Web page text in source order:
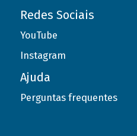
Redes Sociais
YouTube
Instagram
Ajuda
Perguntas frequentes